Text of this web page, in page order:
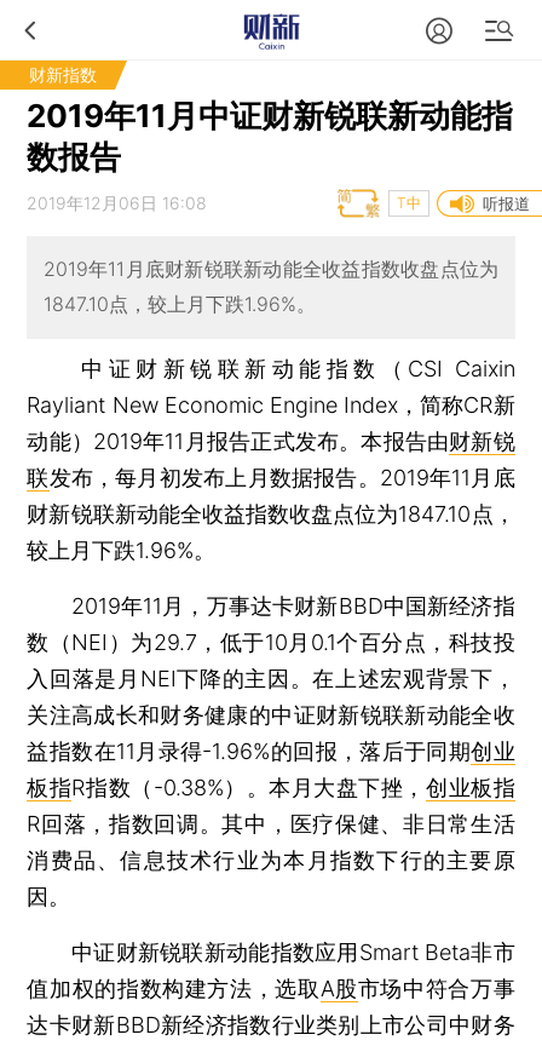
财新指数
2019年11月中证财新锐联新动能指
数报告
2019年12月06日 16:08 听报道
T中
2019年11月底财新锐联新动能全收益指数收盘点位为
1847.10点，较上月下跌1.96%。
中证财新锐联新动能指数（CSI Caixin
Rayliant New Economic Engine Index，简称CR新
动能）2019年11月报告正式发布。本报告由财新锐
联发布，每月初发布上月数据报告。2019年11月底
财新锐联新动能全收益指数收盘点位为1847.10点，
较上月下跌1.96%。
2019年11月，万事达卡财新BBD中国新经济指
数（NEI）为29.7，低于10月0.1个百分点，科技投
入回落是月NEI下降的主因。在上述宏观背景下，
关注高成长和财务健康的中证财新锐联新动能全收
益指数在11月录得-1.96%的回报，落后于同期创业
板指R指数（-0.38%）。本月大盘下挫， 创业板指
R回落，指数回调。其中，医疗保健、非日常生活
消费品、信息技术行业为本月指数下行的主要原
因。
中证财新锐联新动能指数应用Smart Beta非市
值加权的指数构建方法，选取A股市场中符合万事
达卡财新BBD新经济指数行业类别上市公司中财务